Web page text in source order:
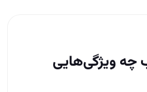
چه ویژگی‌هایی